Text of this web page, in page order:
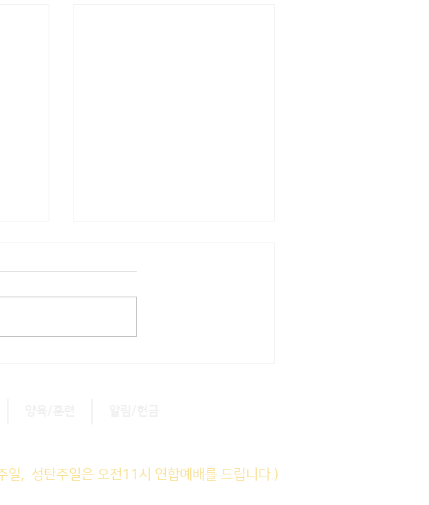
일, 성탄주일은 오전11시 연합예배를 드립니다.)